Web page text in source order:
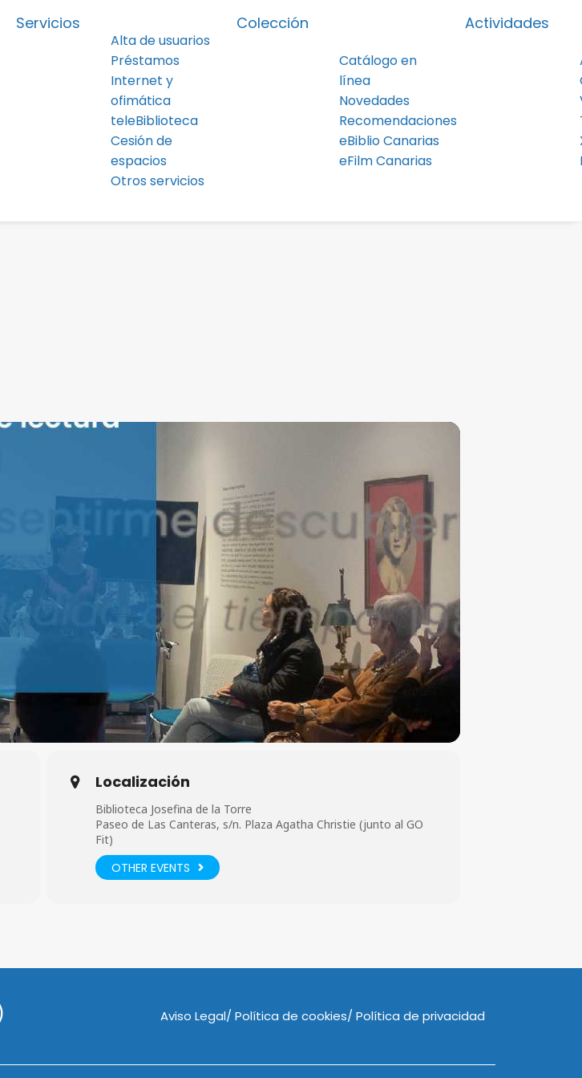
Servicios
Alta de usuarios
Préstamos
Internet y
ofimática
teleBiblioteca
Cesión de
espacios
Otros servicios
Colección
Catálogo en
línea
Novedades
Recomendaciones
eBiblio Canarias
eFilm Canarias
Actividades
Localización
Biblioteca Josefina de la Torre
Paseo de Las Canteras, s/n. Plaza Agatha Christie (junto al GO
Fit)
OTHER EVENTS
Aviso Legal Política de cookies Política de privacidad